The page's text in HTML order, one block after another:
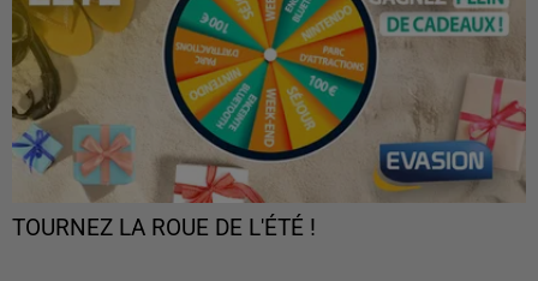
TOURNEZ LA ROUE DE L'ÉTÉ !